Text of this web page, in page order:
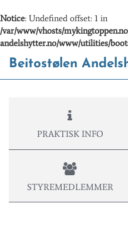
Notice: Undefined offset: 1 in
/var/www/vhosts/
andelshytter.no/www/utilities/
Beitostølen
PRAKTISK INFO
STYREMEDLEMMER